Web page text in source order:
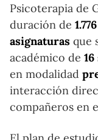
Psicoterapia de
duración de
asignaturas que
académico de
en modalidad
interacción
compañeros en